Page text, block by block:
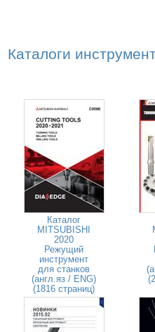
Каталоги
Каталог
MITSUBISHI
2020
Режущий
инструмент
для станков
(англ.яз / ENG)
(1816 страниц)